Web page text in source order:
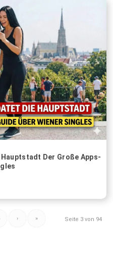
Der Große Apps-
Seite 3 von 94
› »